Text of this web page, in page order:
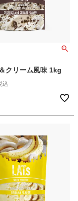
クリーム風味 1kg
込